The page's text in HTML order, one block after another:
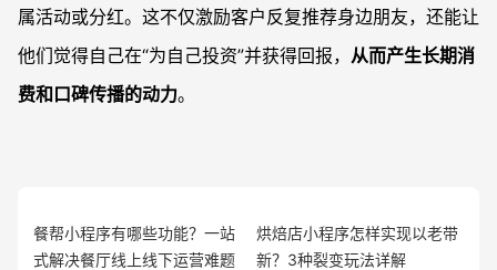
属活动或分红。这不仅激励客户反复推荐身边朋友，还能让
他们觉得自己在“为自己投资”并获得回报， 从而产生长期消
费和口碑传播的动力。
餐帮小程序有哪些功能？一站
式解决餐厅线上线下运营难题
烘焙店小程序怎样实现以老带
新？3种裂变玩法详解